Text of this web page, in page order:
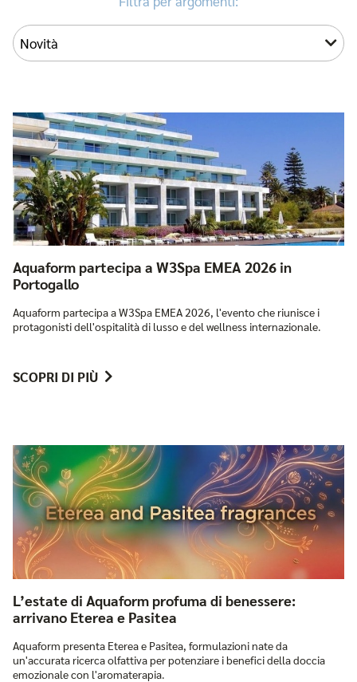
Aquaform partecipa a W3Spa EMEA 2026 in
Portogallo
Aquaform partecipa a W3Spa EMEA 2026, l'evento che riunisce i
protagonisti dell'ospitalità di lusso e del wellness internazionale.
SCOPRI DI PIÙ
L’estate di Aquaform profuma di benessere:
arrivano Eterea e Pasitea
Aquaform presenta Eterea e Pasitea, formulazioni nate da
un'accurata ricerca olfattiva per potenziare i benefici della doccia
emozionale con l'aromaterapia.